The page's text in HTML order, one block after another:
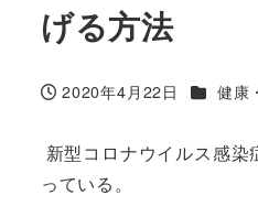
げる方法
投稿日
2020年4月22日 カテゴ
健康
新型コロナウイルス感
っている。